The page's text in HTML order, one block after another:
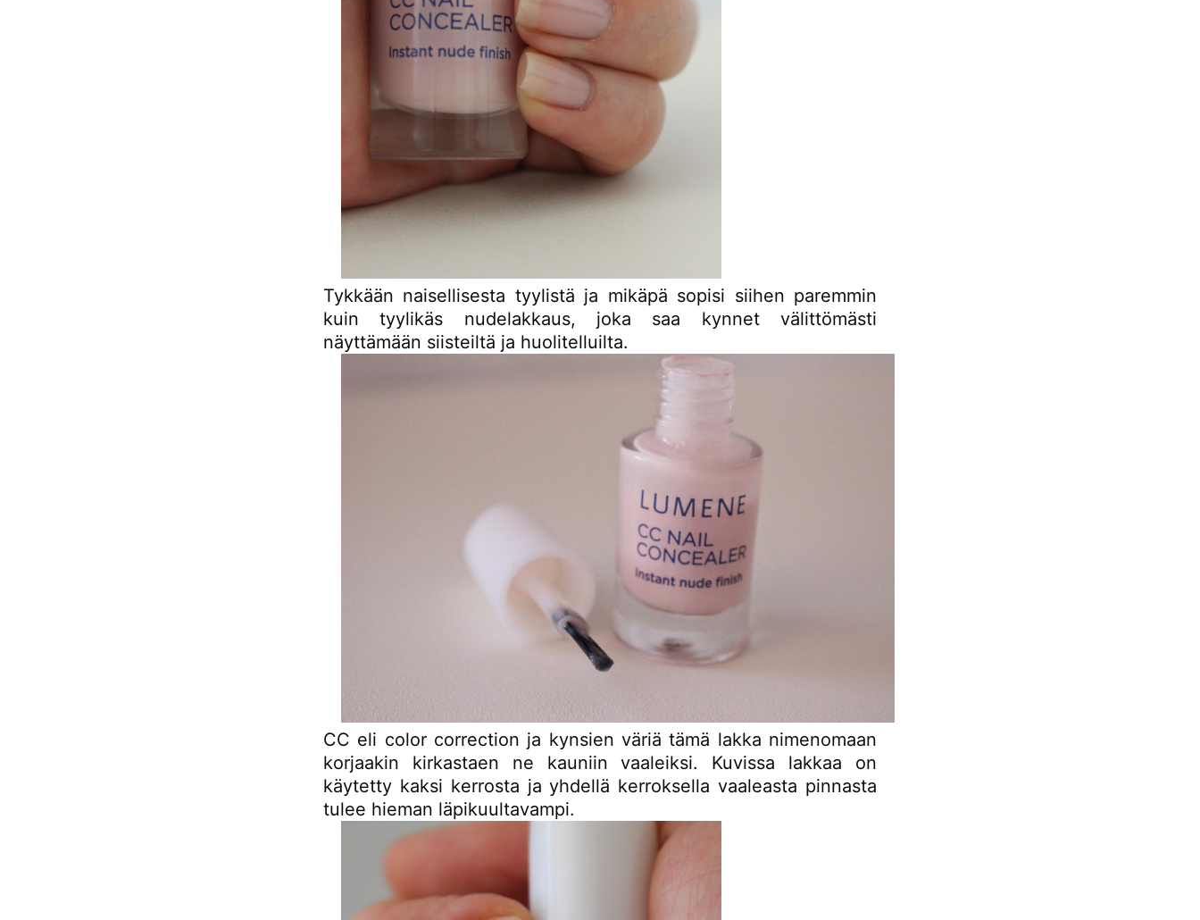
Tykkään naisellisesta tyylistä ja mikäpä sopisi siihen paremmin
kuin tyylikäs nudelakkaus, joka saa kynnet välittömästi
näyttämään siisteiltä ja huolitelluilta.
CC eli color correction ja kynsien väriä tämä lakka nimenomaan
korjaakin kirkastaen ne kauniin vaaleiksi. Kuvissa lakkaa on
käytetty kaksi kerrosta ja yhdellä kerroksella vaaleasta pinnasta
tulee hieman läpikuultavampi.